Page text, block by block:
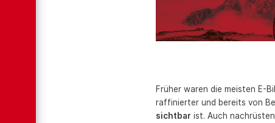
Früher waren die meisten E-
raffinierter und bereits von
sichtbar ist. Auch